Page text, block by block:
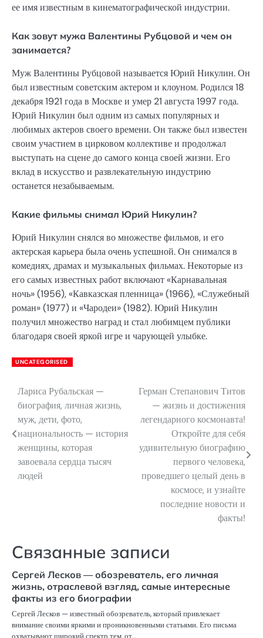
ее имя известным в кинематографической индустрии.
Как зовут мужа Валентины Рубцовой и чем он
занимается?
Муж Валентины Рубцовой называется Юрий Никулин. Он
был известным советским актером и клоуном. Родился 18
декабря 1921 года в Москве и умер 21 августа 1997 года.
Юрий Никулин был одним из самых популярных и
любимых актеров своего времени. Он также был известен
своим участием в цирковом коллективе и продолжал
выступать на сцене до самого конца своей жизни. Его
вклад в искусство и развлекательную индустрию
останется незабываемым.
Какие фильмы снимал Юрий Никулин?
Юрий Никулин снялся во множестве фильмов, и его
актерская карьера была очень успешной. Он снимался в
комедиях, драмах и музыкальных фильмах. Некоторые из
его самых известных работ включают «Карнавальная
ночь» (1956), «Кавказская пленница» (1966), «Служебный
роман» (1977) и «Чародеи» (1982). Юрий Никулин
получил множество наград и стал любимцем публики
благодаря своей яркой игре и чарующей улыбке.
UNCATEGORISED
Навигация
по
записям
Лариса Рубальская —
биография, личная жизнь,
муж, дети, фото,
национальность — история
женщины, которая
завоевала сердца тысяч
людей
Герман Степанович Титов
— жизнь и достижения
легендарного космонавта!
Откройте для себя
удивительную биографию
первого человека,
проведшего целый день в
космосе, и узнайте
последние новости и
факты!
Связанные записи
Сергей Лесков — обозреватель, его личная
жизнь, отраслевой взгляд, самые интересные
факты из его биографии
Сергей Лесков — известный обозреватель, который привлекает
внимание своими яркими и проникновенными статьями. Его письма
охватывают широкий спектр тем, от…